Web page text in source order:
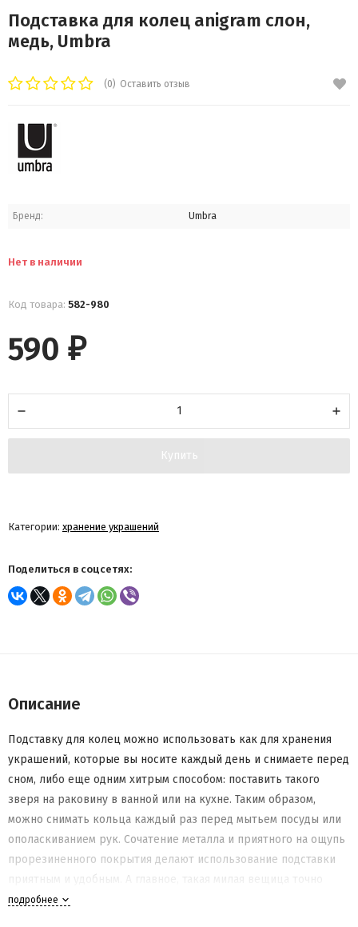
Подставка для колец anigram слон,
медь, Umbra
(0) Оставить отзыв
Бренд: Umbra
Нет в наличии
Код товара: 582-980
590 ₽
Купить
Категории: хранение украшений
Поделиться в соцсетях:
Описание
Подставку для колец можно использовать как для хранения
украшений, которые вы носите каждый день и снимаете перед
сном, либо еще одним хитрым способом: поставить такого
зверя на раковину в ванной или на кухне. Таким образом,
можно снимать кольца каждый раз перед мытьем посуды или
ополаскиванием рук. Сочатение металла и приятного на ощупь
прорезиненного покрытия делают использование подставки
приятным и удобным. А главное, такая милая вещица точно
украсит обстановку.
подробнее